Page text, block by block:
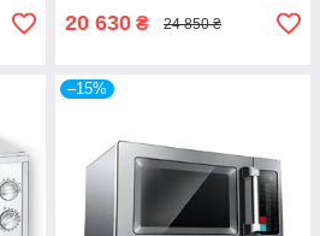
20 630 ₴ 24 850 ₴
–15%